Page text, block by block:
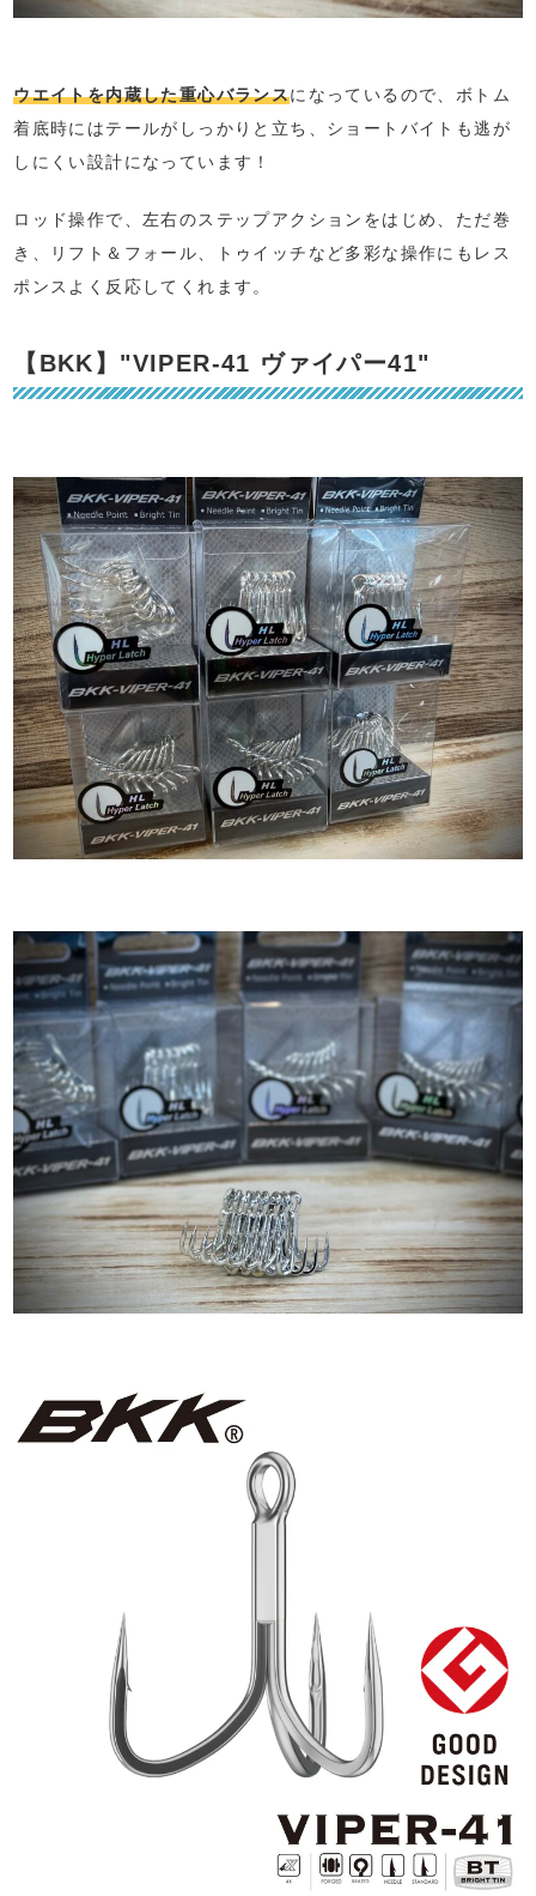
ウエイトを内蔵した重心バランスになっているので、ボトム
着底時にはテールがしっかりと立ち、ショートバイトも逃が
しにくい設計になっています！
ロッド操作で、左右のステップアクションをはじめ、ただ巻
き、リフト＆フォール、トゥイッチなど多彩な操作にもレス
ポンスよく反応してくれます。
【BKK】"VIPER-41 ヴァイパー41"